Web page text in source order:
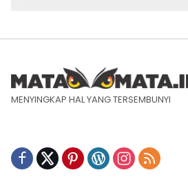
MENYINGKAP HAL YANG TERSEMBUNYI